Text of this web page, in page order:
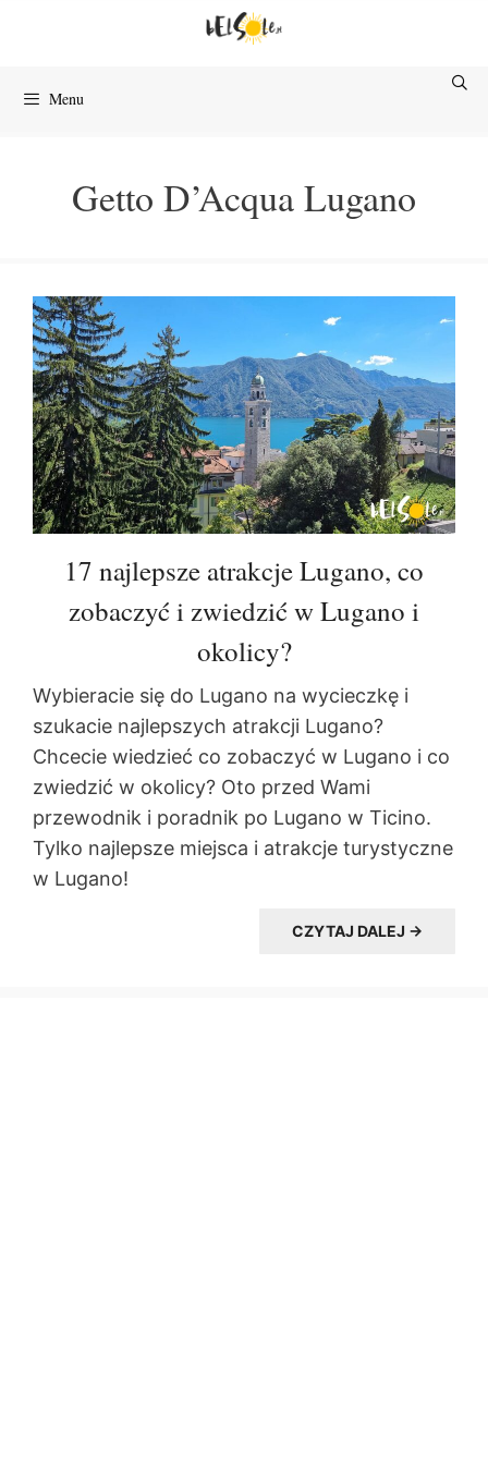
Menu
Getto D’Acqua Lugano
17 najlepsze atrakcje Lugano, co
zobaczyć i zwiedzić w Lugano i
okolicy?
Wybieracie się do Lugano na wycieczkę i
szukacie najlepszych atrakcji Lugano?
Chcecie wiedzieć co zobaczyć w Lugano i co
zwiedzić w okolicy? Oto przed Wami
przewodnik i poradnik po Lugano w Ticino.
Tylko najlepsze miejsca i atrakcje turystyczne
w Lugano!
CZYTAJ DALEJ →